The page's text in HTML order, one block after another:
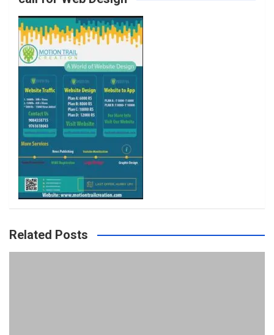
o
k
r
a
m
Related Posts